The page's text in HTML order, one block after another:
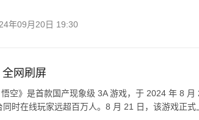
年09月20日 19:30
全网刷屏
悟空》是首款国产现象级 3A 游戏，于 2024 年 8
同时在线玩家远超百万人。8 月 21 日，该游戏正式